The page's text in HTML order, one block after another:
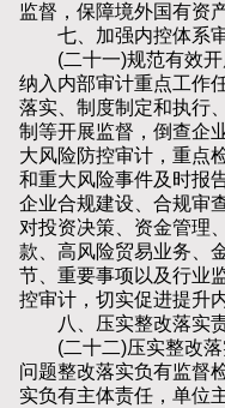
监督，保障境外国有资
七、加强内控体系审
(二十一)规范有效开
纳入内部审计重点工作
落实、制度制定和执行
制等开展监督，倒查企
大风险防控审计，重点
和重大风险事件及时报
企业合规建设、合规审
对投资决策、资金管理
款、高风险贸易业务、
节、重要事项以及行业
控审计，切实促进提升
八、压实整改落实责
(二十二)压实整改落
问题整改落实负有监督
实负有主体责任，单位